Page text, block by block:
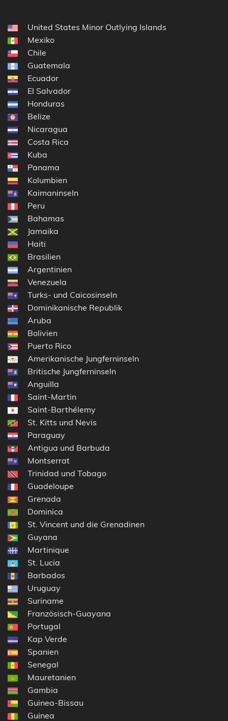
United States Minor Outlying Islands
Mexiko
Chile
Guatemala
Ecuador
El Salvador
Honduras
Belize
Nicaragua
Costa Rica
Kuba
Panama
Kolumbien
Kaimaninseln
Peru
Bahamas
Jamaika
Haiti
Brasilien
Argentinien
Venezuela
Turks- und Caicosinseln
Dominikanische Republik
Aruba
Bolivien
Puerto Rico
Amerikanische Jungferninseln
Britische Jungferninseln
Anguilla
Saint-Martin
Saint-Barthélemy
St. Kitts und Nevis
Paraguay
Antigua und Barbuda
Montserrat
Trinidad und Tobago
Guadeloupe
Grenada
Dominica
St. Vincent und die Grenadinen
Guyana
Martinique
St. Lucia
Barbados
Uruguay
Suriname
Französisch-Guayana
Portugal
Kap Verde
Spanien
Senegal
Mauretanien
Gambia
Guinea-Bissau
Guinea